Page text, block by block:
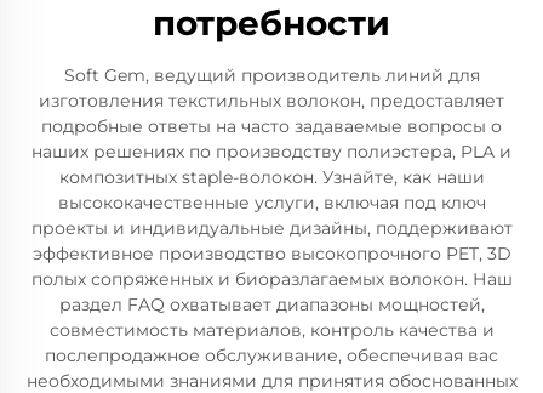
потребности
Soft Gem, ведущий производитель линий для
изготовления текстильных волокон, предоставляет
подробные ответы на часто задаваемые вопросы о
наших решениях по производству полиэстера, PLA и
композитных staple-волокон. Узнайте, как наши
высококачественные услуги, включая под ключ
проекты и индивидуальные дизайны, поддерживают
эффективное производство высокопрочного PET, 3D
полых сопряженных и биоразлагаемых волокон. Наш
раздел FAQ охватывает диапазоны мощностей,
совместимость материалов, контроль качества и
послепродажное обслуживание, обеспечивая вас
необходимыми знаниями для принятия обоснованных